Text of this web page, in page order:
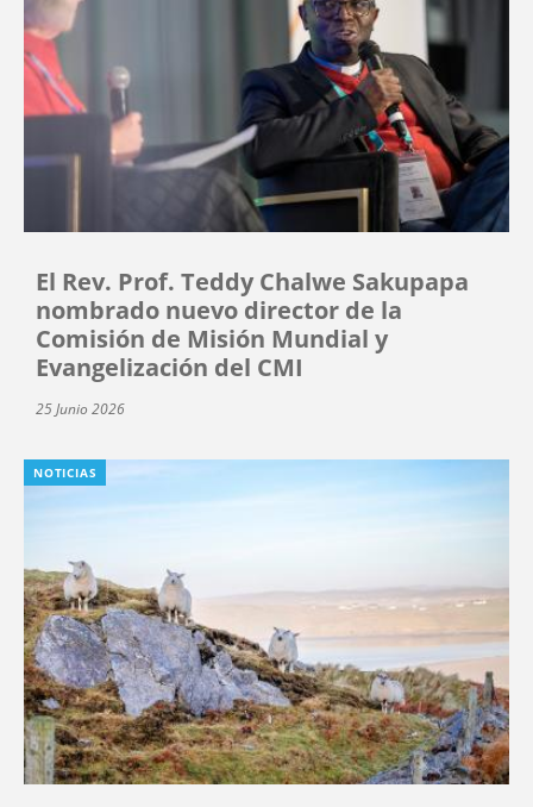
El Rev. Prof. Teddy Chalwe Sakupapa
nombrado nuevo director de la
Comisión de Misión Mundial y
Evangelización del CMI
25 Junio 2026
NOTICIAS